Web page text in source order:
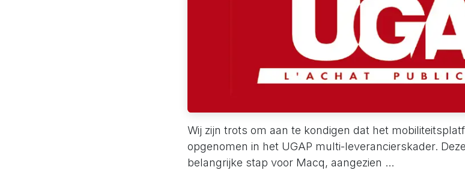
Wij zijn trots om aan te kondigen dat het
opgenomen in het UGAP multi-leverancierskader.
belangrijke stap voor Macq, aangezien ...